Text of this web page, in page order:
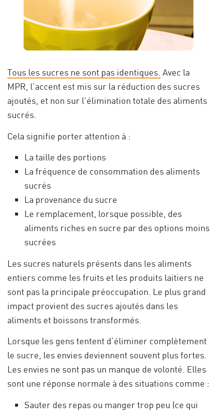
Tous les sucres ne sont pas identiques. Avec la
MPR, l’accent est mis sur la réduction des sucres
ajoutés, et non sur l’élimination totale des aliments
sucrés.
Cela signifie porter attention à :
La taille des portions
La fréquence de consommation des aliments
sucrés
La provenance du sucre
Le remplacement, lorsque possible, des
aliments riches en sucre par des options moins
sucrées
Les sucres naturels présents dans les aliments
entiers comme les fruits et les produits laitiers ne
sont pas la principale préoccupation. Le plus grand
impact provient des sucres ajoutés dans les
aliments et boissons transformés.
Lorsque les gens tentent d’éliminer complètement
le sucre, les envies deviennent souvent plus fortes.
Les envies ne sont pas un manque de volonté. Elles
sont une réponse normale à des situations comme :
Sauter des repas ou manger trop peu (ce qui